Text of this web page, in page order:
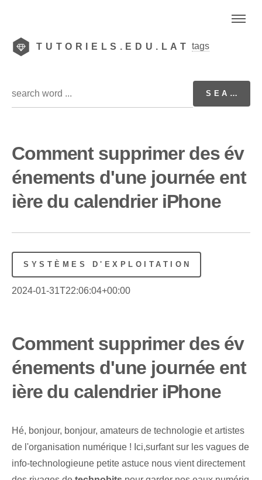
TUTORIELS.EDU.LAT tags
Comment supprimer des év
énements d'une journée ent
ière du calendrier iPhone
SYSTÈMES D'EXPLOITATION
2024-01-31T22:06:04+00:00
Comment supprimer des év
énements d'une journée ent
ière du calendrier iPhone
Hé, bonjour, bonjour, amateurs de technologie et artistes
de l'organisation numérique ! Ici,⁤surfant sur les vagues de
⁢info-technologie‍une petite astuce nous vient directement